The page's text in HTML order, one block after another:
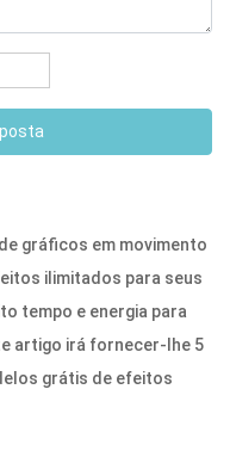
gráficos em movimento
ilimitados para seus
tempo e energia para
artigo irá fornecer-lhe 5
grátis de efeitos